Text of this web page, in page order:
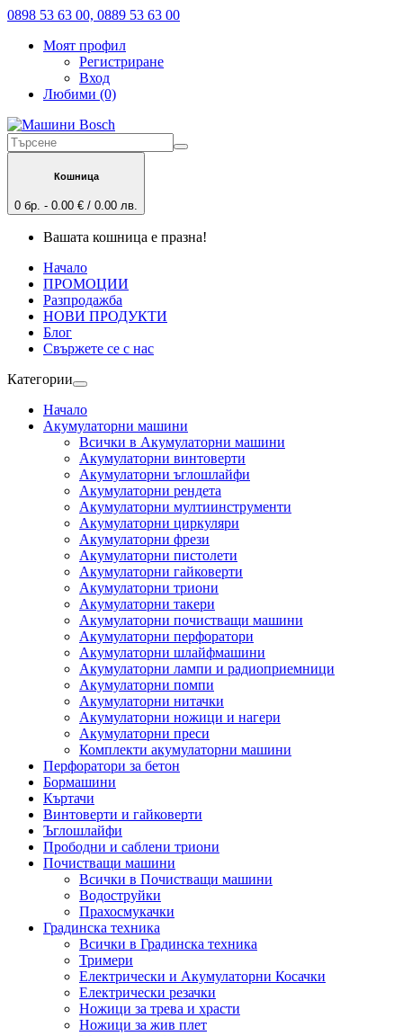
0898 53 63 00, 0889 53 63 00
Моят профил
Регистриране
Вход
Любими (0)
Кошница
0 бр. - 0.00 € / 0.00 лв.
Вашата кошница е празна!
Начало
ПРОМОЦИИ
Разпродажба
НОВИ ПРОДУКТИ
Блог
Свържете се с нас
Категории
Начало
Акумулаторни машини
Всички в Акумулаторни машини
Акумулаторни винтоверти
Акумулаторни ъглошлайфи
Акумулаторни рендета
Акумулаторни мултиинструменти
Акумулаторни циркуляри
Акумулаторни фрези
Акумулаторни пистолети
Акумулаторни гайковерти
Акумулаторни триони
Акумулаторни такери
Акумулаторни почистващи машини
Акумулаторни перфоратори
Акумулаторни шлайфмашини
Акумулаторни лампи и радиоприемници
Акумулаторни помпи
Акумулаторни нитачки
Акумулаторни ножици и нагери
Акумулаторни преси
Комплекти акумулаторни машини
Перфоратори за бетон
Бормашини
Къртачи
Винтоверти и гайковерти
Ъглошлайфи
Прободни и саблени триони
Почистващи машини
Всички в Почистващи машини
Водоструйки
Прахосмукачки
Градинска техника
Всички в Градинска техника
Тримери
Електрически и Акумулаторни Косачки
Електрически резачки
Ножици за трева и храсти
Ножици за жив плет